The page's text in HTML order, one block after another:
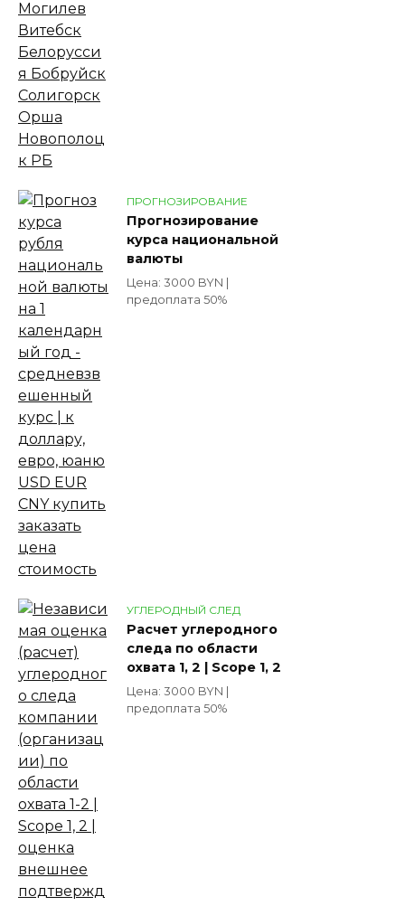
ПРОГНОЗИРОВАНИЕ
Прогнозирование
курса национальной
валюты
Цена: 3000 BYN |
предоплата 50%
УГЛЕРОДНЫЙ СЛЕД
Расчет углеродного
следа по области
охвата 1, 2 | Scope 1, 2
Цена: 3000 BYN |
предоплата 50%